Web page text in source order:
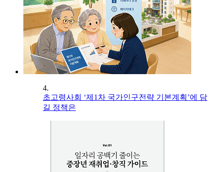
4.
초고령사회 ‘제1차 국가인구전략 기본계획’에 담
길 정책은